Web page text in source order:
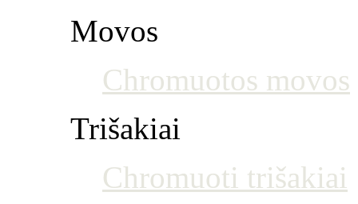
Movos
Chromuotos movos
Trišakiai
Chromuoti trišakiai